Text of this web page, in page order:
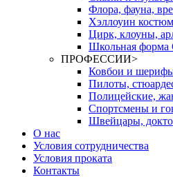
Флора, фауна,
Хэллоуин
Цирк, клоуны,
Школьная
ПРОФЕССИИ>
Ковбои и
Пилоты,
Полицейские,
Спортсмены и
Швейцары,
О нас
Условия сотрудничества
Условия проката
Контакты